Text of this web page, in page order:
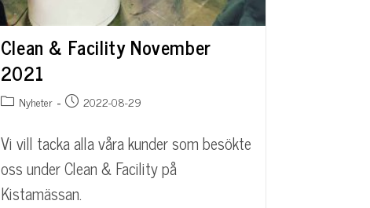
Clean & Facility November
2021
Nyheter 2022-08-29
Vi vill tacka alla våra kunder som besökte
oss under Clean & Facility på
Kistamässan.